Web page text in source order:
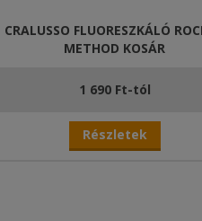
CRALUSSO FLUORESZKÁLÓ
METHOD KOSÁR
1 690 Ft-tól
Részletek